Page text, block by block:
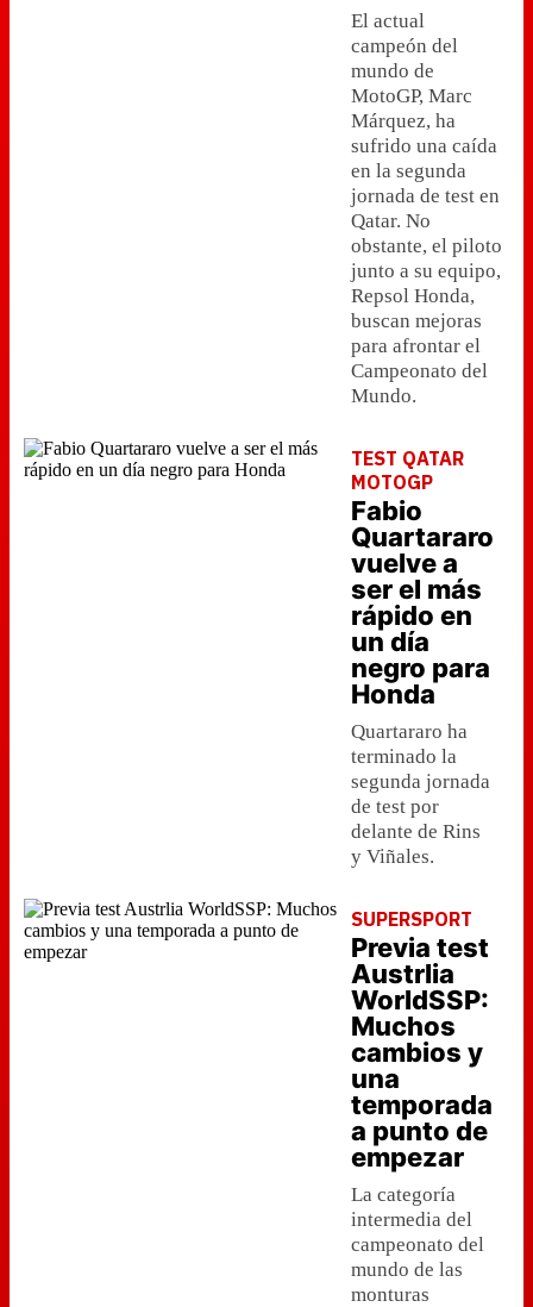
El actual
campeón del
mundo de
MotoGP, Marc
Márquez, ha
sufrido una caída
en la segunda
jornada de test en
Qatar. No
obstante, el piloto
junto a su equipo,
Repsol Honda,
buscan mejoras
para afrontar el
Campeonato del
Mundo.
TEST QATAR
MOTOGP
Fabio
Quartararo
vuelve a
ser el más
rápido en
un día
negro para
Honda
Quartararo ha
terminado la
segunda jornada
de test por
delante de Rins
y Viñales.
SUPERSPORT
Previa test
Austrlia
WorldSSP:
Muchos
cambios y
una
temporada
a punto de
empezar
La categoría
intermedia del
campeonato del
mundo de las
monturas